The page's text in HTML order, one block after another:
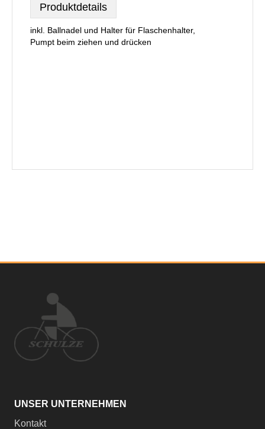
Produktdetails
inkl. Ballnadel und Halter für Flaschenhalter,
Pumpt beim ziehen und drücken
UNSER UNTERNEHMEN
Kontakt